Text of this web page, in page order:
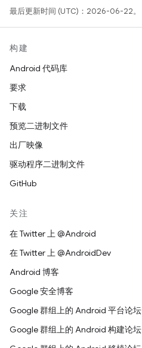
最后更新时间 (UTC)：2026-06-22。
构建
Android 代码库
要求
下载
预览二进制文件
出厂映像
驱动程序二进制文件
GitHub
关注
在 Twitter 上 @Android
在 Twitter 上 @AndroidDev
Android 博客
Google 安全博客
Google 群组上的 Android 平台论坛
Google 群组上的 Android 构建论坛